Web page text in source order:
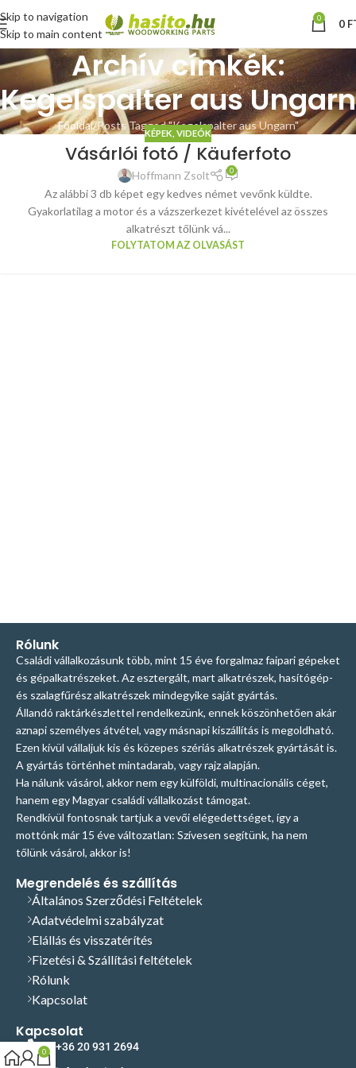
Skip to navigation
Skip to main content
0 0
Archív címkék:
Kegelspalter aus Ungarn
Főoldal Posts Tagged "Kegelspalter aus Ungarn"
KÉPEK, VIDEÓK
Vásárlói fotó / Käuferfoto
Hoffmann Zsolt 0
Az alábbi 3 db képet egy kedves német vevőnk küldte.
Gyakorlatilag a motor és a vázszerkezet kivételével az összes
alkatrészt tőlünk vá...
FOLYTATOM AZ OLVASÁST
Rólunk
Családi vállalkozásunk több, mint 15 éve forgalmaz faipari gépeket
és gépalkatrészeket. Az esztergált, mart alkatrészek, hasítógép-
és szalagfűrész alkatrészek mindegyike saját gyártás.
Állandó raktárkészlettel rendelkezünk, ennek köszönhetően akár
aznapi személyes átvétel, vagy másnapi kiszállítás is megoldható.
Ezen kívül vállaljuk kis és közepes szériás alkatrészek gyártását is.
A gyártás történhet mintadarab, vagy rajz alapján.
Ha nálunk vásárol, akkor nem egy külföldi, multinacionális céget,
hanem egy Magyar családi vállalkozást támogat.
Rendkívül fontosnak tartjuk a vevői elégedettséget, így a
mottónk már 15 éve változatlan: Szívesen segítünk, ha nem
tőlünk vásárol, akkor is!
Megrendelés és szállítás
Általános Szerződési Feltételek
Adatvédelmi szabályzat
Elállás és visszatérítés
Fizetési & Szállítási feltételek
Rólunk
Kapcsolat
Kapcsolat
+36 20 931 2694
0